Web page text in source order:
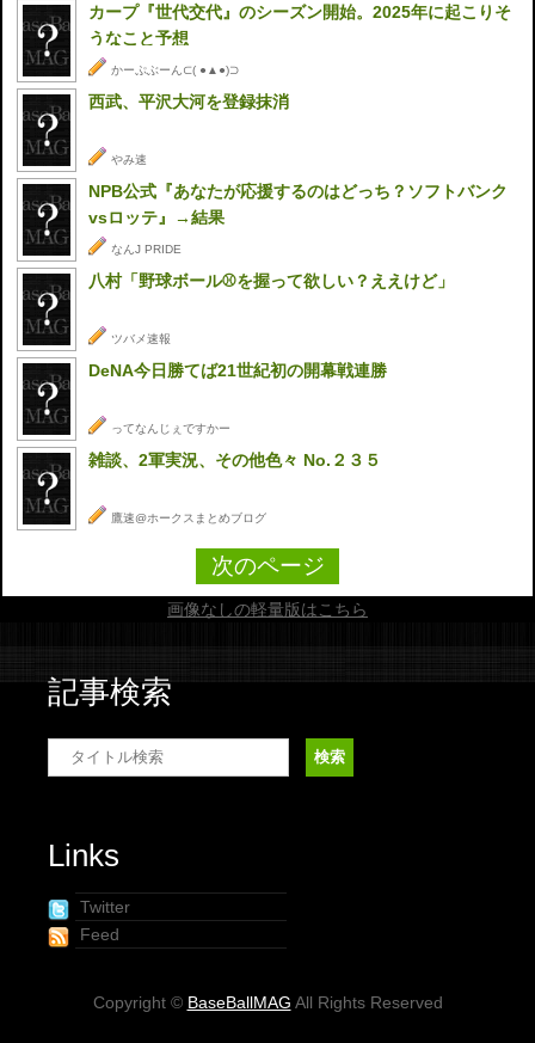
カープ『世代交代』のシーズン開始。2025年に起こりそ
うなこと予想
かーぷぶーん⊂( ●▲●)⊃
西武、平沢大河を登録抹消
やみ速
NPB公式『あなたが応援するのはどっち？ソフトバンク
vsロッテ』→結果
なんJ PRIDE
八村「野球ボール⚾を握って欲しい？ええけど」
ツバメ速報
DeNA今日勝てば21世紀初の開幕戦連勝
ってなんじぇですかー
雑談、2軍実況、その他色々 No.２３５
鷹速@ホークスまとめブログ
次のページ
画像なしの軽量版はこちら
記事検索
Links
Twitter
Feed
Copyright © BaseBallMAG All Rights Reserved